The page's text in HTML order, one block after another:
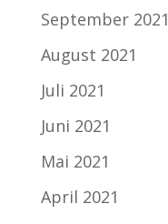
September 2021
August 2021
Juli 2021
Juni 2021
Mai 2021
April 2021